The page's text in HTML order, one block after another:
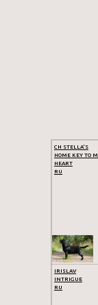
CH STELLA'S
HOME KEY TO
HEART
RU
IRISLAV
INTRIGUE
RU